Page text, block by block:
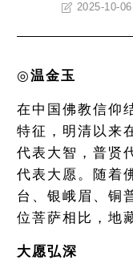
2025-10-
◎温金玉
在中国佛教信仰
特征，明清以来
代表大智，普贤
代表大愿。随着
台、银峨眉、铜
位菩萨相比，地
大愿弘深